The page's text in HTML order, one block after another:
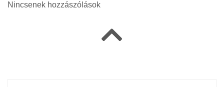
Nincsenek hozzászólások